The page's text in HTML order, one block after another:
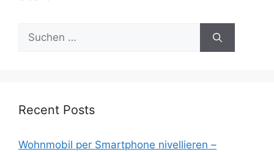
Suche
nach:
Recent Posts
Wohnmobil per Smartphone nivellieren –